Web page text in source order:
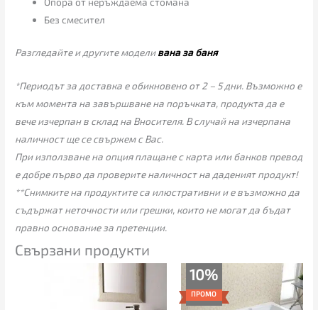
Без смесител
Разгледайте и другите моделивана за баня
*Периодът за доставка е обикновено от 2 – 5 дни. Възможно е
към момента на завършване на поръчката, продукта да е
вече изчерпан в склад на Вносителя. В случай на изчерпана
наличност ще се свържем с Вас.
При използване на опция плащане с карта или банков превод
е добре първо да проверите наличност на даденият продукт!
**Снимките на продуктите са илюстративни и е възможно да
съдържат неточности или грешки, които не могат да бъдат
правно основание за претенции.
Свързани продукти
10%
ПРОМО
was:
2,289.00€.
Текущата
2,059.00€.